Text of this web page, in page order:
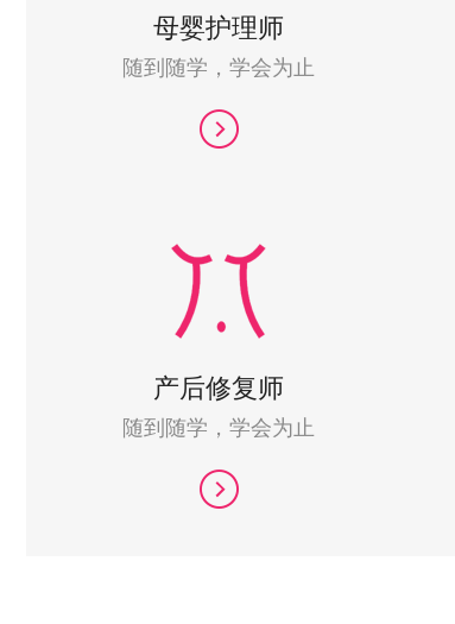
母婴护理师
随到随学，学会为止
产后修复师
随到随学，学会为止